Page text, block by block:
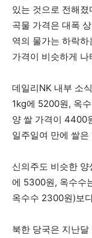
있는 것으로 전해
곡물 가격은 대폭
역의 물가는 하락
가격이 비슷하게 나
데일리NK 내부 소
1kg에 5200원, 옥
양 쌀 가격이 4400
일주일여 만에 쌀
신의주도 비슷한
에 5300원, 옥수수
옥수수 2300원)보
북한 당국은 지난